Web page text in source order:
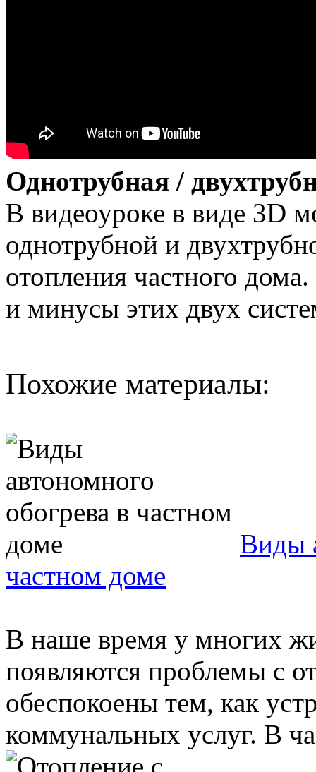
Однотрубная /
В видеоуроке в виде 3D
однотрубной и
отопления частного
и минусы этих двух
Похожие материалы:
Виды
частном доме
В наше время у многих
появляются проблемы с
обеспокоены тем, как
коммунальных услуг. В